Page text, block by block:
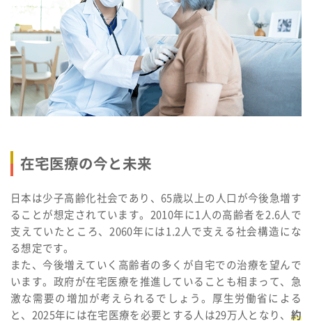
在宅医療の今と未来
日本は少子高齢化社会であり、65歳以上の人口が今後急増す
ることが想定されています。2010年に1人の高齢者を2.6人で
支えていたところ、2060年には1.2人で支える社会構造にな
る想定です。
また、今後増えていく高齢者の多くが自宅での治療を望んで
います。政府が在宅医療を推進していることも相まって、急
激な需要の増加が考えられるでしょう。厚生労働省による
と、2025年には在宅医療を必要とする人は29万人となり、 約